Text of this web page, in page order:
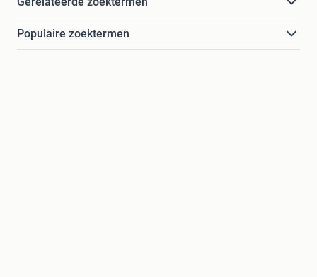
Populaire zoektermen